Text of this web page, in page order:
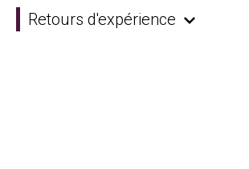
Retours d'expérience